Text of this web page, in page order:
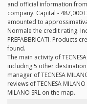
and official information
company. Capital - 487,000
amounted to
Normale the credit rating.
PREFABBRICATI. Products
found.
The main activity of
including 5 other
manager of TECNESA
reviews of TECNESA
MILANO SRL on the map.